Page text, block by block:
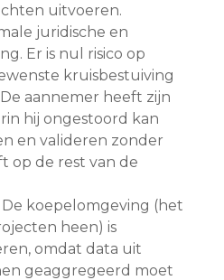
uitvoeren.
juridische en
Er is nul risico op
kruisbestuiving
aannemer heeft zijn
hij ongestoord kan
en valideren zonder
op de rest van de
De koepelomgeving (het
heen) is
omdat data uit
geaggregeerd moet